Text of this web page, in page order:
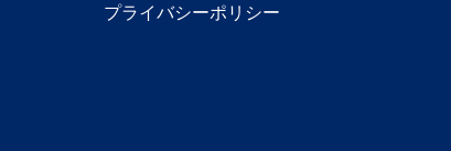
プライバシーポリシー